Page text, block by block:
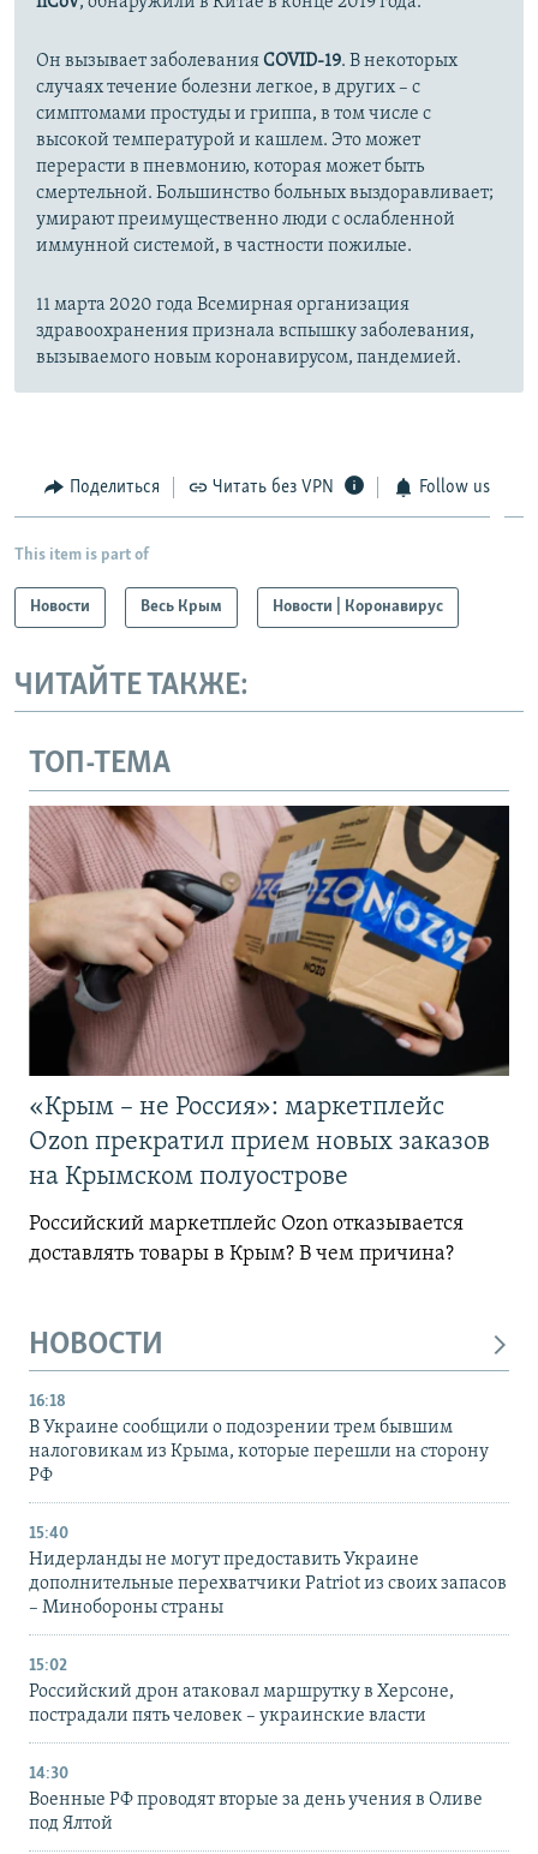
Он вызывает заболеванияCOVID-19. В некоторых
случаях течение болезни легкое, в других – с
симптомами простуды и гриппа, в том числе с
высокой температурой и кашлем. Это может
перерасти в пневмонию, которая может быть
смертельной. Большинство больных выздоравливает;
умирают преимущественно люди с ослабленной
иммунной системой, в частности пожилые.
11 марта 2020 года Всемирная организация
здравоохранения признала вспышку заболевания,
вызываемого новым коронавирусом, пандемией.
Поделиться Читать без VPN Follow us
This item is part of
Новости Весь Крым Новости | Коронавирус
ЧИТАЙТЕ ТАКЖЕ:
ТОП-ТЕМА
«Крым – не Россия»: маркетплейс
Ozon прекратил прием новых заказов
на Крымском полуострове
Российский маркетплейс Ozon отказывается
доставлять товары в Крым? В чем причина?
НОВОСТИ
16:18
В Украине сообщили о подозрении трем бывшим
налоговикам из Крыма, которые перешли на сторону
РФ
15:40
Нидерланды не могут предоставить Украине
дополнительные перехватчики Patriot из своих запасов
– Минобороны страны
15:02
Российский дрон атаковал маршрутку в Херсоне,
пострадали пять человек – украинские власти
14:30
Военные РФ проводят вторые за день учения в Оливе
под Ялтой